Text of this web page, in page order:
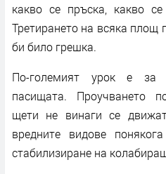
какво се пръска, какво
Третирането на всяка площ
би било грешка.
По-големият урок е за
пасищата. Проучването
щети не винаги се
вредните видове
стабилизиране на